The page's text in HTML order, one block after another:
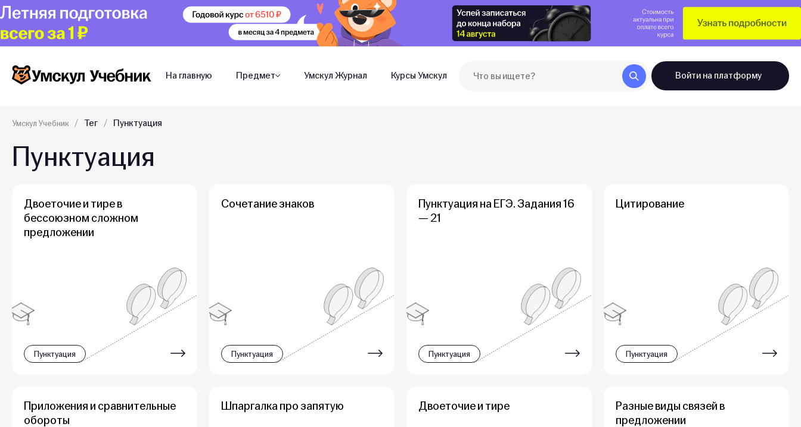
На главную Предмет Умскул Журнал Курсы Умскул Войти на платформу
Умскул Учебник Тег Пунктуация
Пунктуация
Двоеточие и тире в
бессоюзном сложном
предложении
Пунктуация
Сочетание знаков
Пунктуация
Пунктуация на ЕГЭ. Задания 16
— 21
Пунктуация
Цитирование
Пунктуация
Приложения и сравнительные
обороты
Шпаргалка про запятую Двоеточие и тире
Разные виды связей в
предложении